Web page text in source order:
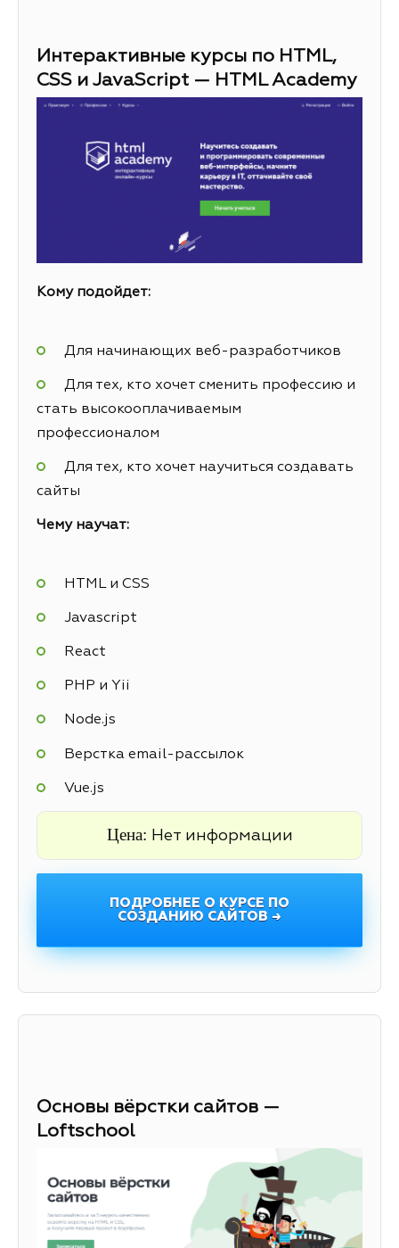
Интерактивные курсы по HTML,
CSS и JavaScript — HTML Academy
Кому подойдет:
Для начинающих веб-разработчиков
Для тех, кто хочет сменить профессию и
стать высокооплачиваемым
профессионалом
Для тех, кто хочет научиться создавать
сайты
Чему научат:
HTML и CSS
Javascript
React
PHP и Yii
Node.js
Верстка email-рассылок
Vue.js
Цена: Нет информации
ПОДРОБНЕЕ О КУРСЕ ПО
СОЗДАНИЮ САЙТОВ →
Основы вёрстки сайтов —
Loftschool